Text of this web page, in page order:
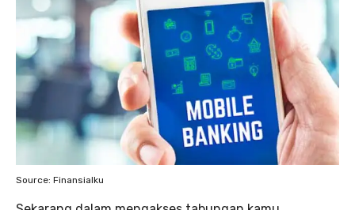
Source: Finansialku